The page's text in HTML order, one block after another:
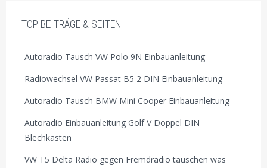
TOP BEITRÄGE & SEITEN
Autoradio Tausch VW Polo 9N Einbauanleitung
Radiowechsel VW Passat B5 2 DIN Einbauanleitung
Autoradio Tausch BMW Mini Cooper Einbauanleitung
Autoradio Einbauanleitung Golf V Doppel DIN
Blechkasten
VW T5 Delta Radio gegen Fremdradio tauschen was